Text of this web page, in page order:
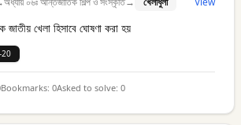
জাতীয় খেলা হিসাবে ঘোষণা করা হয়
20
Bookmarks: 0Asked to solve: 0